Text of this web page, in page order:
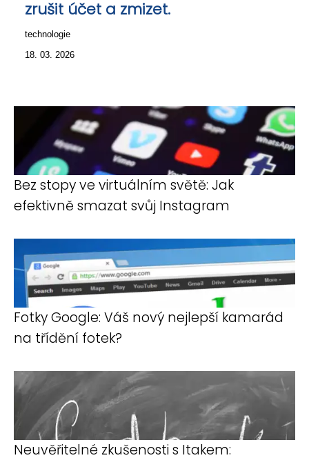
zrušit účet a zmizet.
technologie
18. 03. 2026
Bez stopy ve virtuálním světě: Jak
efektivně smazat svůj Instagram
Fotky Google: Váš nový nejlepší kamarád
na třídění fotek?
Neuvěřitelné zkušenosti s Itakem: